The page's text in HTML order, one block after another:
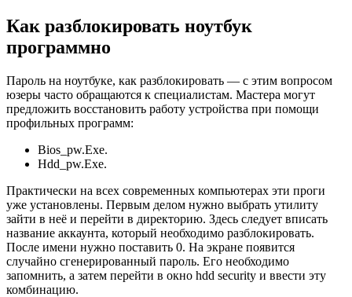
Как разблокировать ноутбук
программно
Пароль на ноутбуке, как разблокировать — с этим вопросом
юзеры часто обращаются к специалистам. Мастера могут
предложить восстановить работу устройства при помощи
профильных программ:
Bios_pw.Exe.
Hdd_pw.Exe.
Практически на всех современных компьютерах эти проги
уже установлены. Первым делом нужно выбрать утилиту
зайти в неё и перейти в директорию. Здесь следует вписать
название аккаунта, который необходимо разблокировать.
После имени нужно поставить 0. На экране появится
случайно сгенерированный пароль. Его необходимо
запомнить, а затем перейти в окно hdd security и ввести эту
комбинацию.